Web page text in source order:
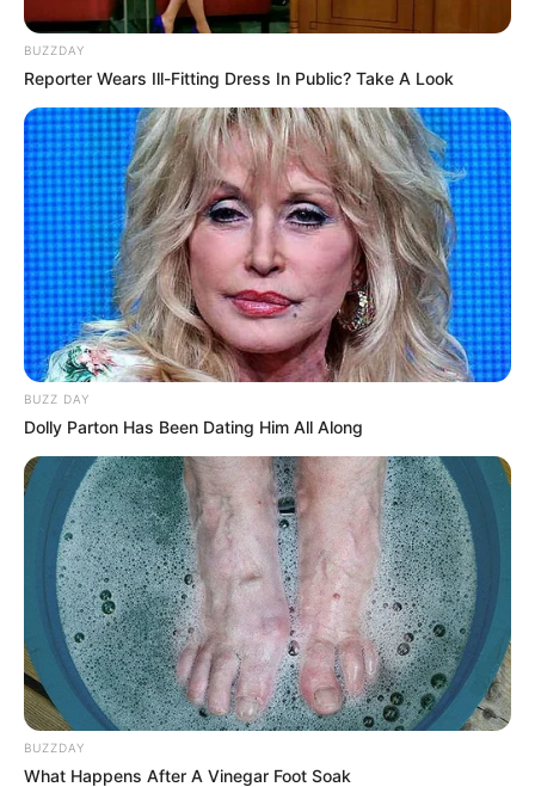
BUZZDAY
Reporter Wears Ill-Fitting Dress In Public? Take A Look
BUZZ DAY
Dolly Parton Has Been Dating Him All Along
BUZZDAY
What Happens After A Vinegar Foot Soak